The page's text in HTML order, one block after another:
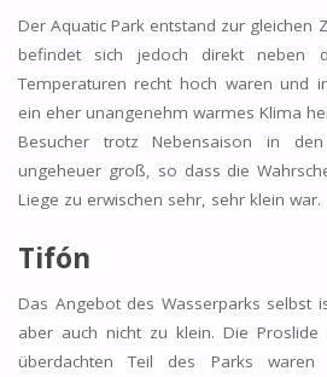
Der Aquatic Park entstand zur gleichen
befindet sich jedoch direkt neben
Temperaturen recht hoch waren und
ein eher unangenehm warmes Klima
Besucher trotz Nebensaison in
ungeheuer groß, so dass die
Liege zu erwischen sehr, sehr klein war.
Tifón
Das Angebot des Wasserparks selbst
aber auch nicht zu klein. Die Proslide
überdachten Teil des Parks waren